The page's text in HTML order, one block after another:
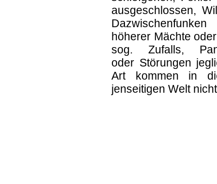
ausgeschlossen,
Dazwischenfunken
höherer Mächte
sog. Zufalls,
oder Störungen
Art kommen in
jenseitigen Welt